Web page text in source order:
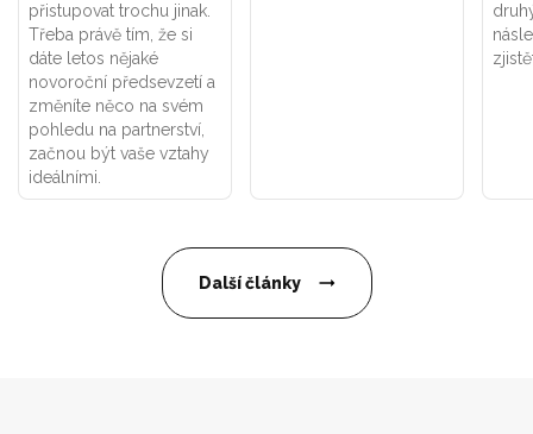
přistupovat trochu jinak.
Třeba právě tím, že si
dáte letos nějaké
novoroční předsevzetí a
změníte něco na svém
pohledu na partnerství,
začnou být vaše vztahy
ideálními.
Další články